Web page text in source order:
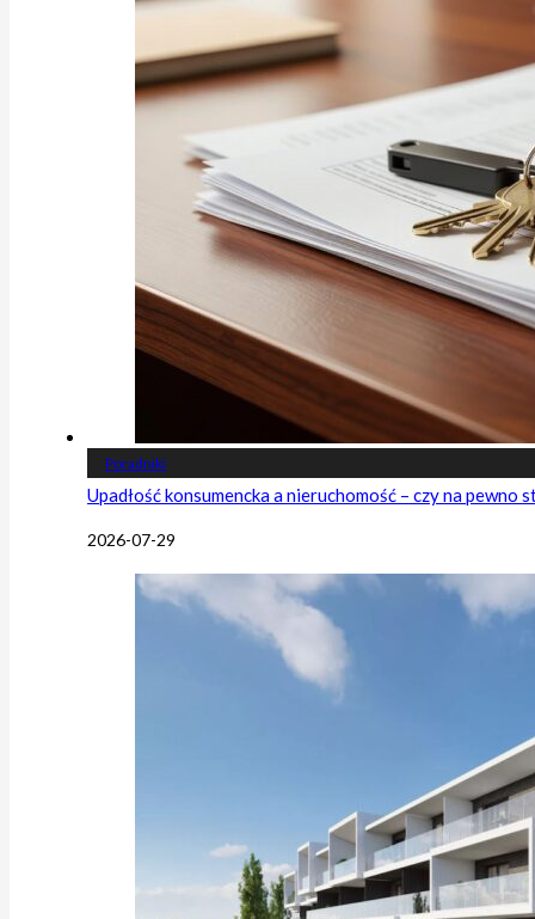
Poradniki
Upadłość konsumencka a nieruchomość – czy na pewno
2026-07-29